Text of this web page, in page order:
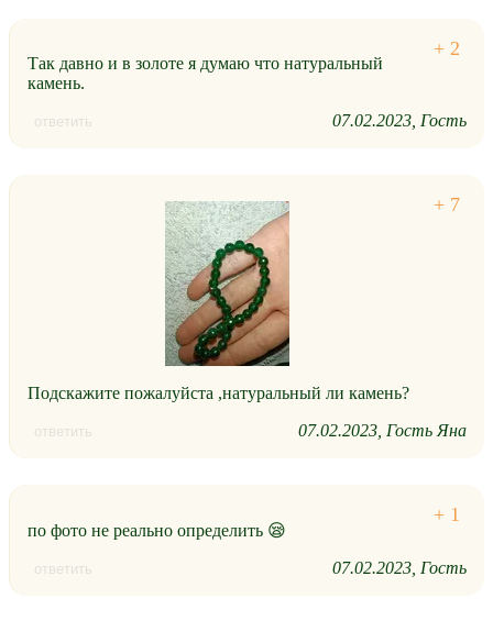
Так давно и в золоте я думаю что натуральный
камень.
ответить 07.02.2023 Гость
Подскажите пожалуйста ,натуральный ли камень?
ответить 07.02.2023 Гость Яна
по фото не реально определить 😪
ответить 07.02.2023 Гость